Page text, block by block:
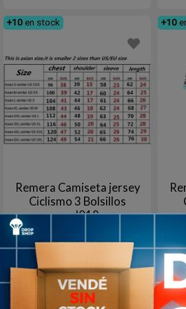
+10 en stock
Remera Camiseta jersey
Ciclismo 3 Bolsillos
mod018
$U 999
7
+10
1 2en